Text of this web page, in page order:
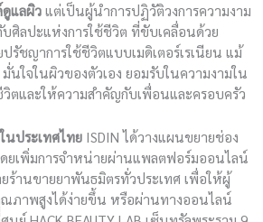
ดูแลผิวแต่เป็นผู้นำการปฏิวัติวงการความงาม
ศิลปะแห่งการใช้ชีวิต ที่ขับเคลื่อนด้วย
รัชญาการใช้ชีวิตแบบเมดิเตอร์เรเนียน แม้
ใจในผิวของตัวเอง ยอมรับในความงามใน
ตและให้ความสำคัญกับเพื่อนและครอบครัว
นประเทศไทย ISDIN ได้วางแผนขยายช่อง
ดยเพิ่มการจำหน่ายผ่านแพลตฟอร์มออนไลน์
ร้านขายยาพันธมิตรทั่วประเทศ เพื่อให้ผู้
ภาพสูงได้ง่ายขึ้น หรือผ่านทางออนไลน์